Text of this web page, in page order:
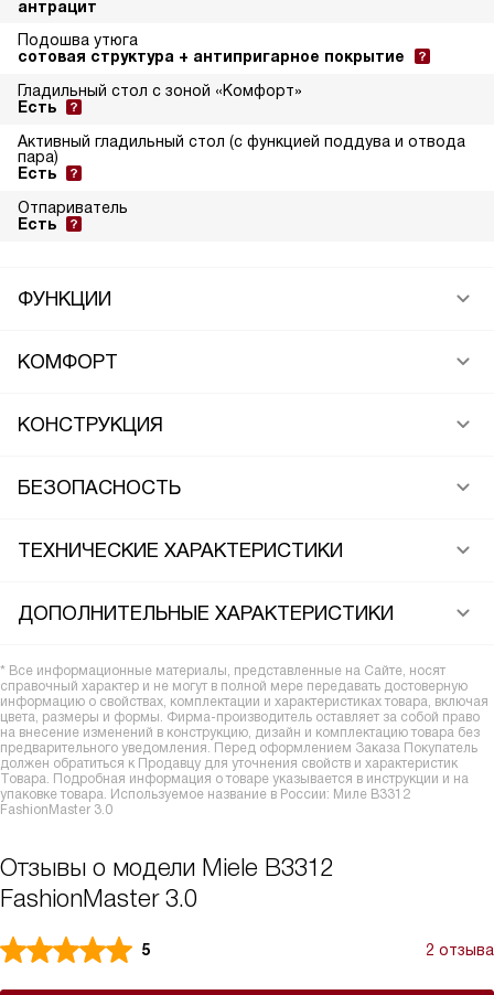
антрацит
Подошва утюга
сотовая структура + антипригарное покрытие
Гладильный стол с зоной «Комфорт»
Есть
Активный гладильный стол (с функцией поддува и отвода
пара)
Есть
Отпариватель
Есть
ФУНКЦИИ
КОМФОРТ
КОНСТРУКЦИЯ
БЕЗОПАСНОСТЬ
ТЕХНИЧЕСКИЕ ХАРАКТЕРИСТИКИ
ДОПОЛНИТЕЛЬНЫЕ ХАРАКТЕРИСТИКИ
* Все информационные материалы, представленные на Сайте, носят
справочный характер и не могут в полной мере передавать достоверную
информацию о свойствах, комплектации и характеристиках товара, включая
цвета, размеры и формы. Фирма-производитель оставляет за собой право
на внесение изменений в конструкцию, дизайн и комплектацию товара без
предварительного уведомления. Перед оформлением Заказа Покупатель
должен обратиться к Продавцу для уточнения свойств и характеристик
Товара. Подробная информация о товаре указывается в инструкции и на
упаковке товара. Используемое название в России: Миле B3312
FashionMaster 3.0
Отзывы о модели Miele B3312
FashionMaster 3.0
5 2 отзыва